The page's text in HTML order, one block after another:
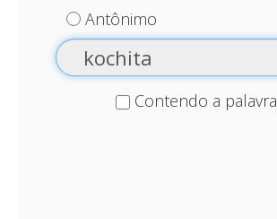
Antônimo
Contendo a palavra